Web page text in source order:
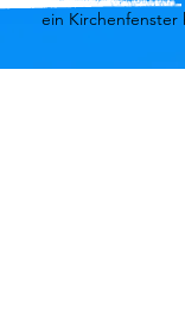
ein Kirchenfenster